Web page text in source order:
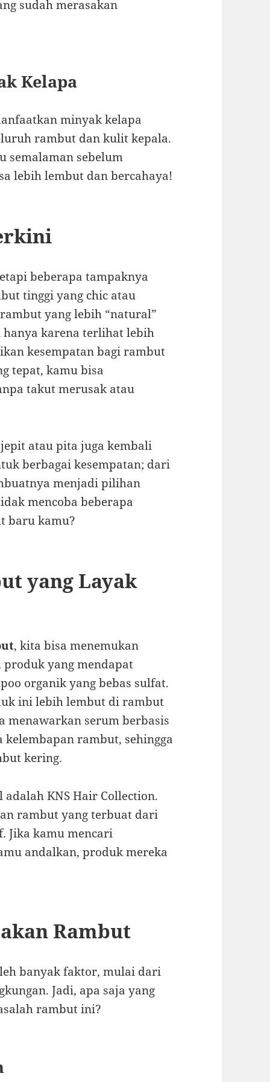
sudah merasakan
Kelapa
minyak kelapa
rambut dan kulit kepala.
semalaman sebelum
lebih lembut dan bercahaya!
beberapa tampaknya
tinggi yang chic atau
yang lebih “natural”
karena terlihat lebih
kesempatan bagi rambut
tepat, kamu bisa
takut merusak atau
atau pita juga kembali
berbagai kesempatan; dari
menjadi pilihan
mencoba beberapa
baru kamu?
yang Layak
, kita bisa menemukan
yang mendapat
organik yang bebas sulfat.
ini lebih lembut di rambut
menawarkan serum berbasis
rambut, sehingga
kering.
KNS Hair Collection.
rambut yang terbuat dari
Jika kamu mencari
andalkan, produk mereka
Rambut
banyak faktor, mulai dari
Jadi, apa saja yang
rambut ini?